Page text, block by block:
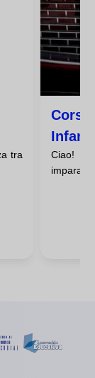
tra
Ciao! Ti
imparare